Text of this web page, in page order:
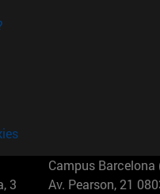
3
Campus Barcelona
Av. Pearson, 21